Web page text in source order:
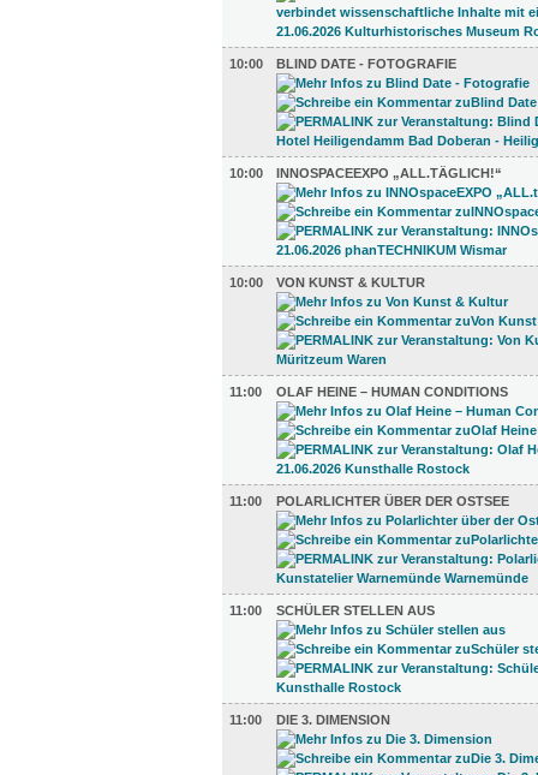
10:00 BLIND DATE - FOTOGRAFIE
10:00 INNOSPACEEXPO „ALL.TÄGLICH!“
10:00 VON KUNST & KULTUR
11:00 OLAF HEINE – HUMAN CONDITIONS
11:00 POLARLICHTER ÜBER DER OSTSEE
11:00 SCHÜLER STELLEN AUS
11:00 DIE 3. DIMENSION